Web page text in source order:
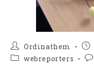
Ordinathem
webreporters